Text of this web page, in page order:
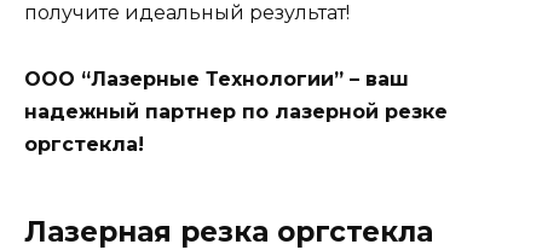
получите идеальный результат!
ООО “Лазерные Технологии” – ваш
надежный партнер по лазерной резке
оргстекла!
Лазерная резка оргстекла